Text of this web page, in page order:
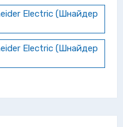
Electric (Шнайдер
Electric (Шнайдер